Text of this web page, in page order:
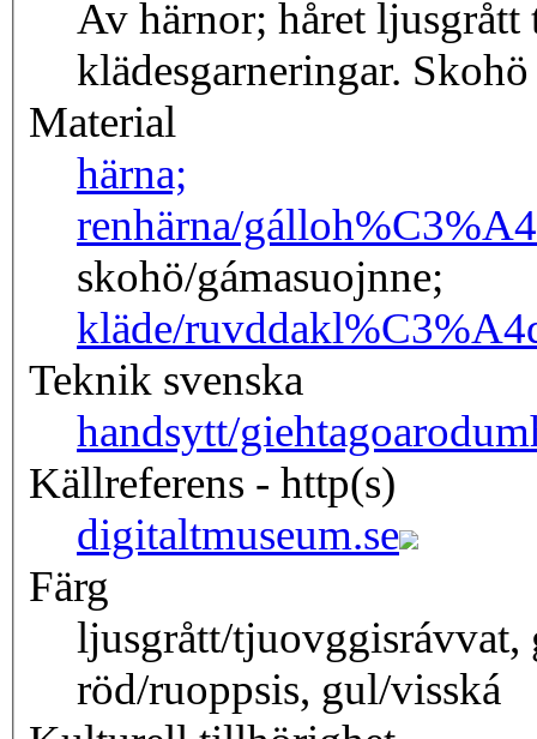
Av härnor; håret
klädesgarneringar.
Material
härna;
renhärna/gállo
skohö/gámasuojnne;
kläde/ruvdda
Teknik svenska
handsytt/giehtagoarodum
Källreferens - http(s)
digitaltmuseum.se
Färg
ljusgrått/tjuovggisrávvat,
röd/ruoppsis, gul/visská